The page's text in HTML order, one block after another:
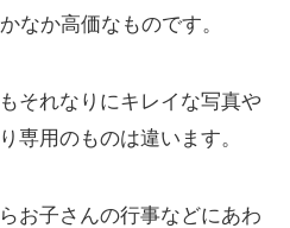
なか高価なものです。
それなりにキレイな写真や
専用のものは違います。
お子さんの行事などにあわ